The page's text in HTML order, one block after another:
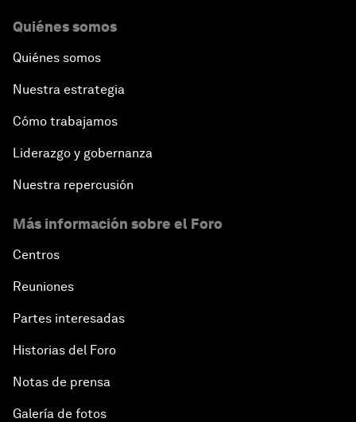
Quiénes somos
Quiénes somos
Nuestra estrategia
Cómo trabajamos
Liderazgo y gobernanza
Nuestra repercusión
Más información sobre el Foro
Centros
Reuniones
Partes interesadas
Historias del Foro
Notas de prensa
Galería de fotos